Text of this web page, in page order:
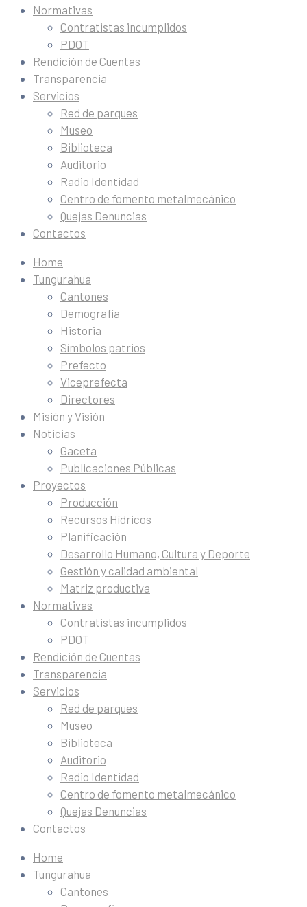
Normativas
Contratistas incumplidos
PDOT
Rendición de Cuentas
Transparencia
Servicios
Red de parques
Museo
Biblioteca
Auditorio
Radio Identidad
Centro de fomento metalmecánico
Quejas Denuncias
Contactos
Home
Tungurahua
Cantones
Demografía
Historia
Símbolos patrios
Prefecto
Viceprefecta
Directores
Misión y Visión
Noticias
Gaceta
Publicaciones Públicas
Proyectos
Producción
Recursos Hídricos
Planificación
Desarrollo Humano, Cultura y Deporte
Gestión y calidad ambiental
Matriz productiva
Normativas
Contratistas incumplidos
PDOT
Rendición de Cuentas
Transparencia
Servicios
Red de parques
Museo
Biblioteca
Auditorio
Radio Identidad
Centro de fomento metalmecánico
Quejas Denuncias
Contactos
Home
Tungurahua
Cantones